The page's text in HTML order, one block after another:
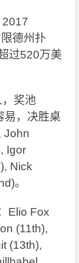
2017
德州扑
过520万美
奖池
易，决胜桌
John
Igor
Nick
。
Elio Fox
(11th),
(13th),